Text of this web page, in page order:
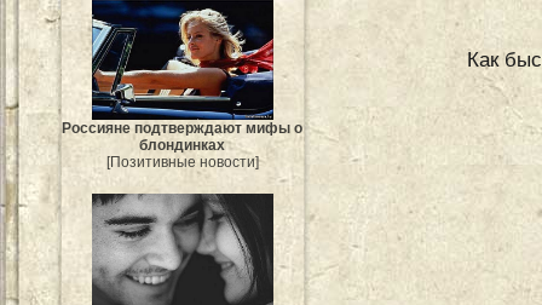
Россияне подтверждают мифы о
блондинках
[Позитивные новости]
Как